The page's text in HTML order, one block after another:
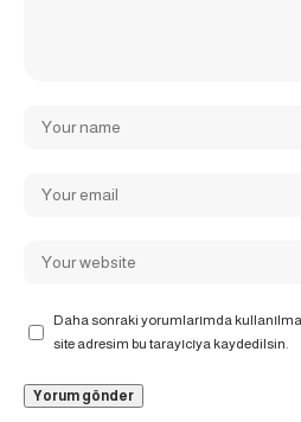
Daha sonraki yorumlarımda
site adresim bu tarayıcıya kaydedilsin.